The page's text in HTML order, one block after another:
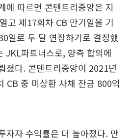
에 따르면 콘텐트리중앙은 지
고 제17회차 CB 만기일을 기
일로 두 달 연장하기로 결정했
JKL파트너스로, 양측 합의에
졌다. 콘텐트리중앙이 2021년
CB 중 미상환 사채 잔금 800억
자자 수익률은 더 높아졌다. 만